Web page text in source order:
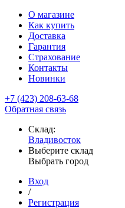
О магазине
Как купить
Доставка
Гарантия
Страхование
Контакты
Новинки
+7 (423) 208-63-68
Обратная связь
Склад:
Владивосток
Выберите склад
Выбрать город
Вход
/
Регистрация